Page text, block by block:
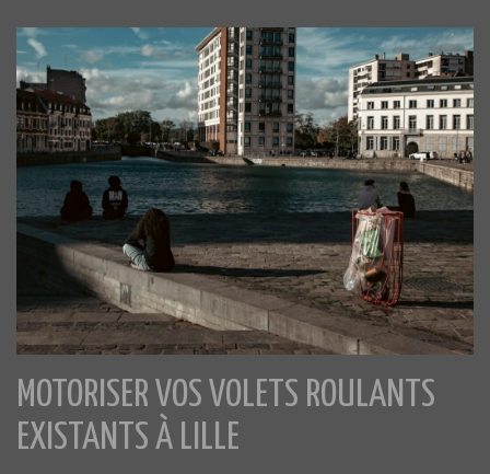
MOTORISER VOS VOLETS ROULANTS
EXISTANTS À LILLE